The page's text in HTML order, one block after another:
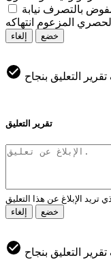
بالتصرف نيابة
إلغاء خضع
تقرير التعليق
إلغاء
خضع